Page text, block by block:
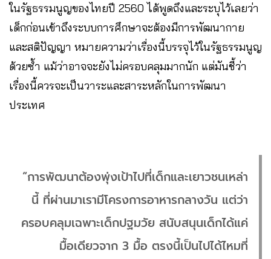
ในรัฐธรรมนูญของไทยปี 2560 ได้พูดถึงและระบุไว้เลยว่า
เด็กก่อนเข้าถึงระบบการศึกษาจะต้องมีการพัฒนากาย
และสติปัญญา หมายความว่าเรื่องนี้บรรจุไว้ในรัฐธรรมนูญ
ด้วยซ้ำ แม้ว่าอาจจะยังไม่ครอบคลุมมากนัก แต่มันชี้ว่า
เรื่องนี้ควรจะเป็นวาระและสาระหลักในการพัฒนา
ประเทศ
“การพัฒนาต้องพุ่งเป้าไปที่เด็กและเยาวชนเหล่า
นี้ ที่ผ่านมาเรามีโครงการอาหารกลางวัน แต่ว่า
ครอบคลุมเฉพาะเด็กปฐมวัย สนับสนุนเด็กได้แค่
มื้อเดียวจาก 3 มื้อ ตรงนี้เป็นไปได้ไหมที่